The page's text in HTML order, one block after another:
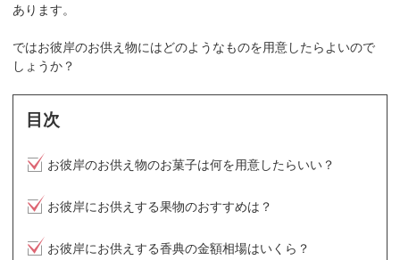
あります。
ではお彼岸のお供え物にはどのようなものを用意したらよいので
しょうか？
目次
お彼岸のお供え物のお菓子は何を用意したらいい？
お彼岸にお供えする果物のおすすめは？
お彼岸にお供えする香典の金額相場はいくら？